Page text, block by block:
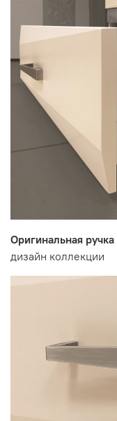
Оригинальная ручка
дизайн коллекции